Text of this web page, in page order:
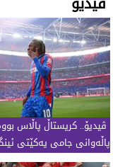
ڤیدیۆ.. كریستاڵ پاڵاس
پاڵەوانی جامی یەكێتی